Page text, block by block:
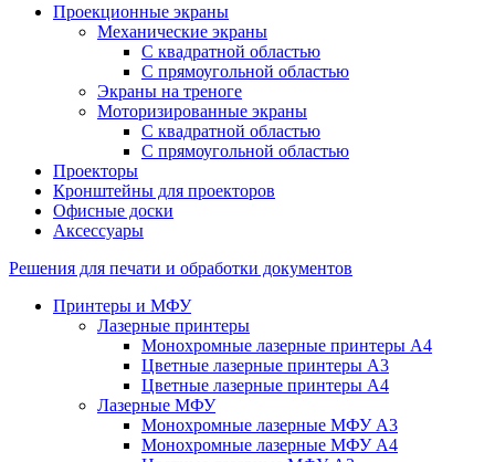
Проекционные экраны
Механические экраны
С квадратной областью
С прямоугольной областью
Экраны на треноге
Моторизированные экраны
С квадратной областью
С прямоугольной областью
Проекторы
Кронштейны для проекторов
Офисные доски
Аксессуары
Решения для печати и обработки документов
Принтеры и МФУ
Лазерные принтеры
Монохромные лазерные принтеры А4
Цветные лазерные принтеры А3
Цветные лазерные принтеры А4
Лазерные МФУ
Монохромные лазерные МФУ А3
Монохромные лазерные МФУ А4